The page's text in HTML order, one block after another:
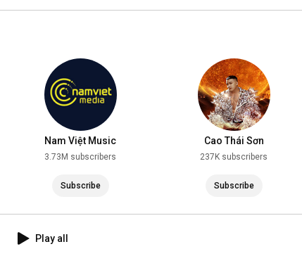
Nam Việt Music
3.73M subscribers
Subscribe
Cao Thái Sơn
237K subscribers
Subscribe
Play all